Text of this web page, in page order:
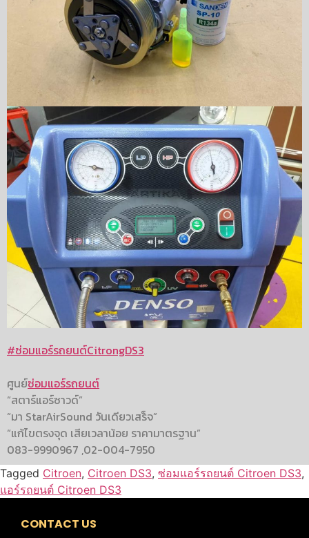
#ซ่อมแอร์รถยนต์CitrongDS3
ศูนย์ซ่อมแอร์รถยนต์
“สตาร์แอร์ซาวด์”
“มา StarAirSound วันเดียวเสร็จ”
“แก้ไขตรงจุด เสียเวลาน้อย ราคามาตรฐาน”
083-9990967 ,02-004-7950
Tagged Citroen, Citroen DS3, ซ่อมแอร์รถยนต์ Citroen DS3,
แอร์รถยนต์ Citroen DS3
CONTACT US